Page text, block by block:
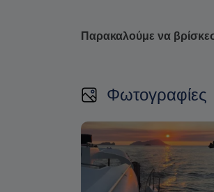
Παρακαλούμε να
Φωτογραφίες